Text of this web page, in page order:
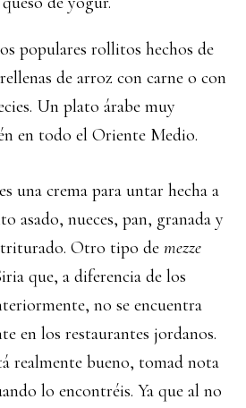
populares rollitos hechos de
de arroz con carne o con
Un plato árabe muy
en todo el Oriente Medio.
una crema para untar hecha a
asado, nueces, pan, granada y
triturado. Otro tipo de mezze
que, a diferencia de los
no se encuentra
en los restaurantes jordanos.
realmente bueno, tomad nota
lo encontréis. Ya que al no